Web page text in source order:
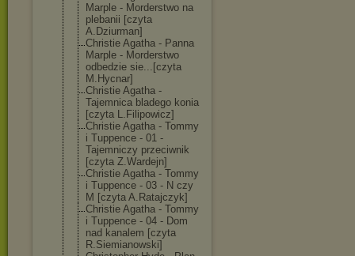
Marple - Morderstwo na
plebanii [czyta
A.Dziurman]
Christie Agatha - Panna
Marple - Morderstwo
odbedzie sie...[czyta
M.Hycnar]
Christie Agatha -
Tajemnica bladego konia
[czyta L.Filipowicz]
Christie Agatha - Tommy
i Tuppence - 01 -
Tajemniczy przeciwnik
[czyta Z.Wardejn]
Christie Agatha - Tommy
i Tuppence - 03 - N czy
M [czyta A.Ratajczyk]
Christie Agatha - Tommy
i Tuppence - 04 - Dom
nad kanalem [czyta
R.Siemianowski]